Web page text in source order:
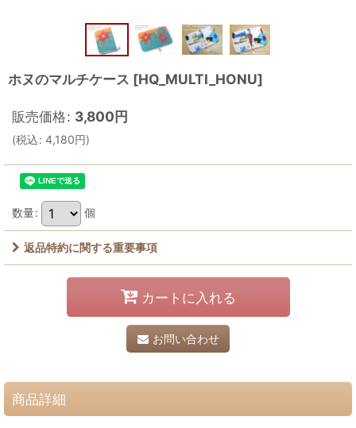
ホヌのマルチケース [HQ_MULTI_HONU]
販売価格: 3,800円
(税込: 4,180円)
数量: 個
返品特約に関する重要事項
カートに入れる
お問い合わせ
商品詳細